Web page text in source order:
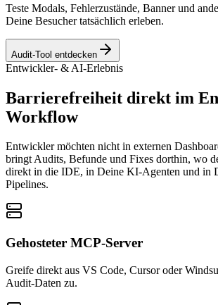
Teste Modals, Fehlerzustände, Banner und
Deine Besucher tatsächlich erleben.
Audit-Tool entdecken
Entwickler- & AI-Erlebnis
Barrierefreiheit direkt im
Workflow
Entwickler möchten nicht in externen
bringt Audits, Befunde und Fixes dorthin, wo
direkt in die IDE, in Deine KI-Agenten und in
Pipelines.
Gehosteter MCP-Server
Greife direkt aus VS Code, Cursor oder
Audit-Daten zu.